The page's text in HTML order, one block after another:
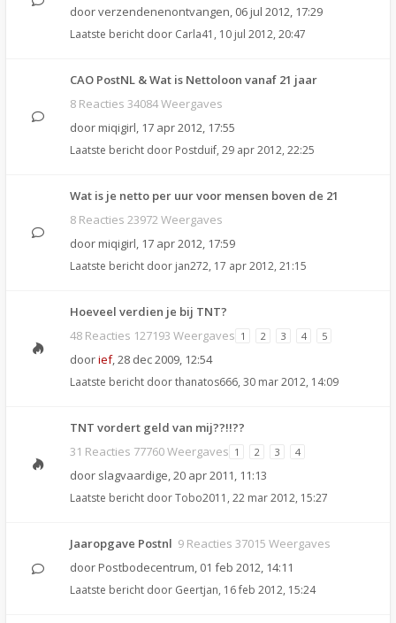
doorverzendenenontvangen, 06 jul 2012, 17:29
Laatste bericht door Carla41 , 10 jul 2012, 20:47
CAO PostNL & Wat is Nettoloon vanaf 21 jaar
8 Reacties 34084 Weergaves
door miqigirl, 17 apr 2012, 17:55
Laatste bericht door Postduif, 29 apr 2012, 22:25
Wat is je netto per uur voor mensen boven de 21
8 Reacties 23972 Weergaves
door miqigirl, 17 apr 2012, 17:59
Laatste bericht door jan272, 17 apr 2012, 21:15
Hoeveel verdien je bij TNT?
48 Reacties 127193 Weergaves 1 2 3 4 5
doorief,28 dec 2009, 12:54
Laatste bericht doorthanatos666, 30 mar 2012, 14:09
TNT vordert geld van mij??!!??
31 Reacties 77760 Weergaves 1 2 3 4
door slagvaardige,20 apr 2011, 11:13
Laatste bericht doorTobo2011 , 22 mar 2012, 15:27
Jaaropgave Postnl 9 Reacties 37015 Weergaves
door Postbodecentrum, 01 feb 2012, 14:11
Laatste bericht door Geertjan, 16 feb 2012, 15:24